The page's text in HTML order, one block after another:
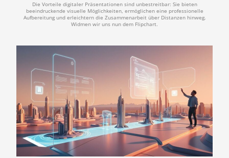
Die Vorteile digitaler Präsentationen sind unbestreitbar: Sie bieten
beeindruckende visuelle Möglichkeiten, ermöglichen eine professionelle
Aufbereitung und erleichtern die Zusammenarbeit über Distanzen hinweg.
Widmen wir uns nun dem Flipchart.